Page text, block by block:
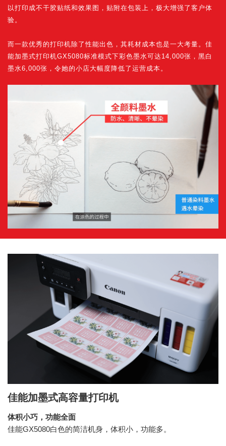
以打印成不干胶贴纸和效果图，贴附在包装上，极大增强了客户体
验。
而一款优秀的打印机除了性能出色，其耗材成本也是一大考量。佳
能加墨式打印机GX5080标准模式下彩色墨水可达14,000张，黑白
墨水6,000张，令她的小店大幅度降低了运营成本。
佳能加墨式高容量打印机
体积小巧，功能全面
佳能GX5080白色的简洁机身，体积小，功能多。